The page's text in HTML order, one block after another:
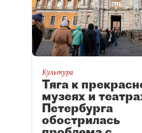
Культура
Тяга к
музеях и
Петербурга
обострилась